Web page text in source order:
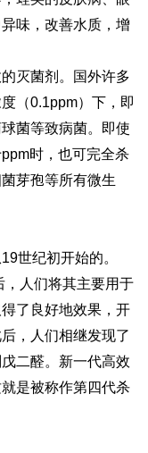
味，改善水质，增
灭菌剂。国外许多
（0.1ppm）下，即
菌等致病菌。即使
时，也可完全杀
芽孢等所有微生
世纪初开始的。
，人们将其主要用于
了良好地效果，开
，人们相继发现了
二醛。新一代高效
是被称作第四代杀